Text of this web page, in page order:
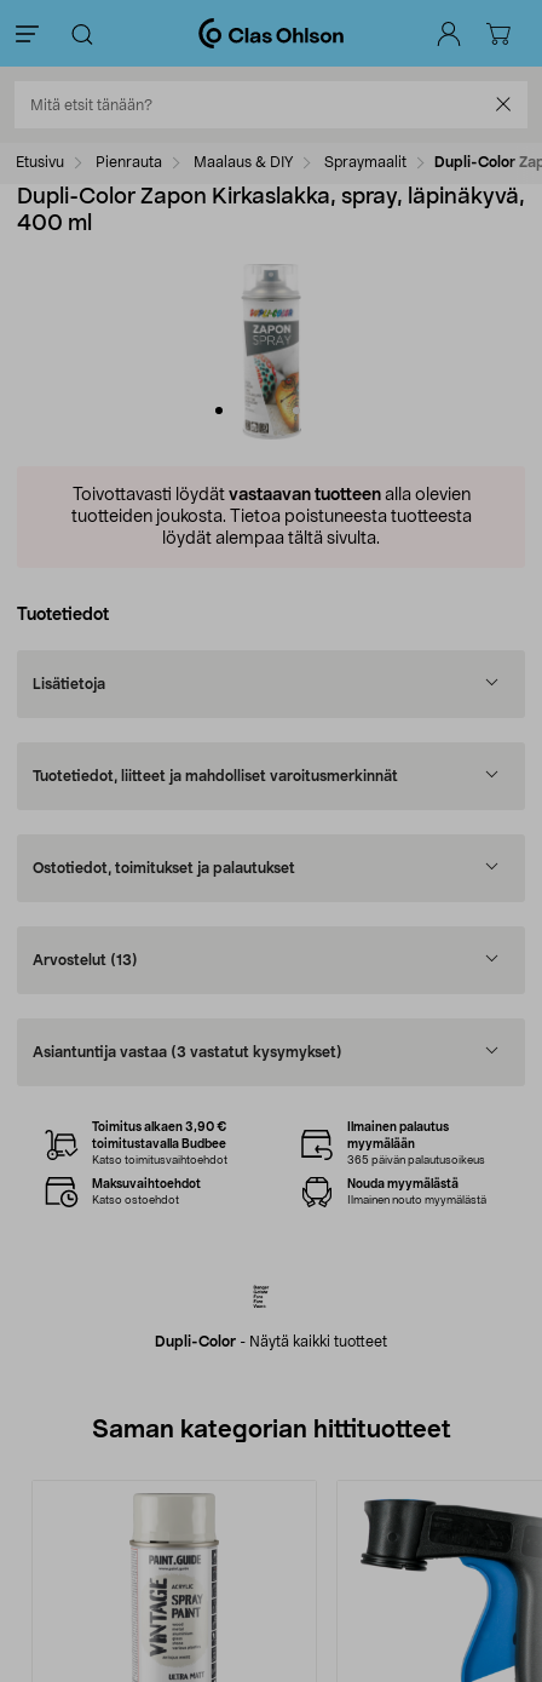
Etusivu Pienrauta Maalaus & DIY Spraymaalit Dupli-Color
Dupli-Color Zapon Kirkaslakka, spray, läpinäkyvä,
400 ml
Toivottavasti löydät vastaavan tuotteenalla olevien
tuotteiden joukosta. Tietoa poistuneesta tuotteesta
löydät alempaa tältä sivulta.
Tuotetiedot
Lisätietoja
Tuotetiedot, liitteet ja mahdolliset varoitusmerkinnät
Ostotiedot, toimitukset ja palautukset
Arvostelut (13)
Asiantuntija vastaa (3 vastatut kysymykset)
Dupli-Color - Näytä kaikki tuotteet
Toimitus alkaen 3,90 €
toimitustavalla Budbee
Katso toimitusvaihtoehdot
Ilmainen palautus
myymälään
365 päivän palautusoikeus
Maksuvaihtoehdot
Katso ostoehdot
Nouda myymälästä
Ilmainen nouto myymälästä
Saman kategorian hittituotteet